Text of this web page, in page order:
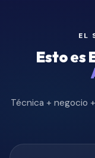
EL
Esto es
Técnica + negocio